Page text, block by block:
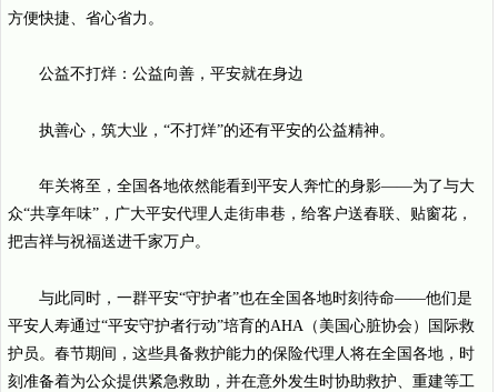
方便快捷、省心省力。
公益不打烊：公益向善，平安就在身边
执善心，筑大业，“不打烊”的还有平安的公益精神。
年关将至，全国各地依然能看到平安人奔忙的身影——为了与大
众“共享年味”，广大平安代理人走街串巷，给客户送春联、贴窗花，
把吉祥与祝福送进千家万户。
与此同时，一群平安“守护者”也在全国各地时刻待命——他们是
平安人寿通过“平安守护者行动”培育的AHA（美国心脏协会）国际救
护员。春节期间，这些具备救护能力的保险代理人将在全国各地，时
刻准备着为公众提供紧急救助，并在意外发生时协助救护、重建等工